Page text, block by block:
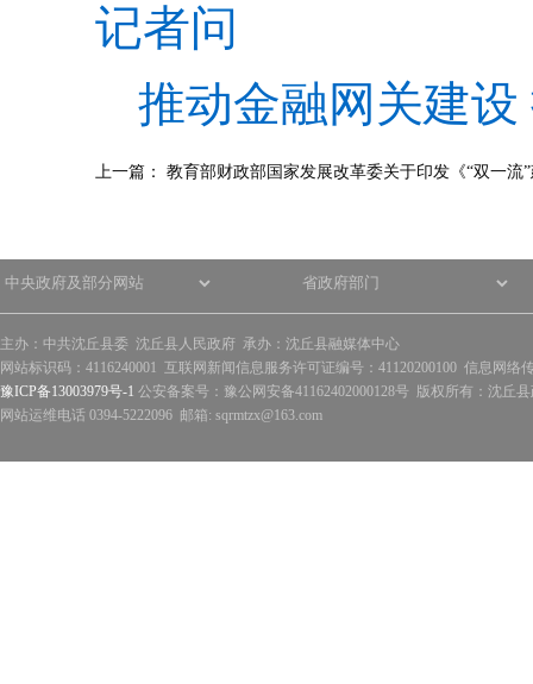
记者问
推动金融网关建
上一篇： 教育部财政部国家发展改革委关于印发《“双一流
主办：中共沈丘县委 沈丘县人民政府 承办：沈丘县融媒体中心
网站标识码：4116240001 互联网新闻信息服务许可证编号：41120200100 信息网络
豫ICP备13003979号-1 公安备案号：豫公网安备41162402000128号 版权所有：沈丘
网站运维电话 0394-5222096 邮箱: sqrmtzx@163.com